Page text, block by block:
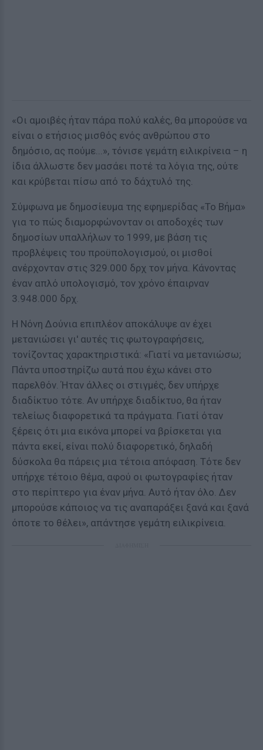
«Οι αμοιβές ήταν πάρα πολύ καλές, θα μπορούσε να
είναι ο ετήσιος μισθός ενός ανθρώπου στο
δημόσιο, ας πούμε...», τόνισε γεμάτη ειλικρίνεια – η
ίδια άλλωστε δεν μασάει ποτέ τα λόγια της, ούτε
και κρύβεται πίσω από το δάχτυλό της.
Σύμφωνα με δημοσίευμα της εφημερίδας «Το Βήμα»
για το πώς διαμορφώνονταν οι αποδοχές των
δημοσίων υπαλλήλων το 1999, με βάση τις
προβλέψεις του προϋπολογισμού, οι μισθοί
ανέρχονταν στις 329.000 δρχ τον μήνα. Κάνοντας
έναν απλό υπολογισμό, τον χρόνο έπαιρναν
3.948.000 δρχ.
Η Νόνη Δούνια επιπλέον αποκάλυψε αν έχει
μετανιώσει γι' αυτές τις φωτογραφήσεις,
τονίζοντας χαρακτηριστικά: «Γιατί να μετανιώσω;
Πάντα υποστηρίζω αυτά που έχω κάνει στο
παρελθόν. Ήταν άλλες οι στιγμές, δεν υπήρχε
διαδίκτυο τότε. Αν υπήρχε διαδίκτυο, θα ήταν
τελείως διαφορετικά τα πράγματα. Γιατί όταν
ξέρεις ότι μια εικόνα μπορεί να βρίσκεται για
πάντα εκεί, είναι πολύ διαφορετικό, δηλαδή
δύσκολα θα πάρεις μια τέτοια απόφαση. Τότε δεν
υπήρχε τέτοιο θέμα, αφού οι φωτογραφίες ήταν
στο περίπτερο για έναν μήνα. Αυτό ήταν όλο. Δεν
μπορούσε κάποιος να τις αναπαράξει ξανά και ξανά
όποτε το θέλει», απάντησε γεμάτη ειλικρίνεια.